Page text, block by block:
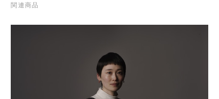
関連商品